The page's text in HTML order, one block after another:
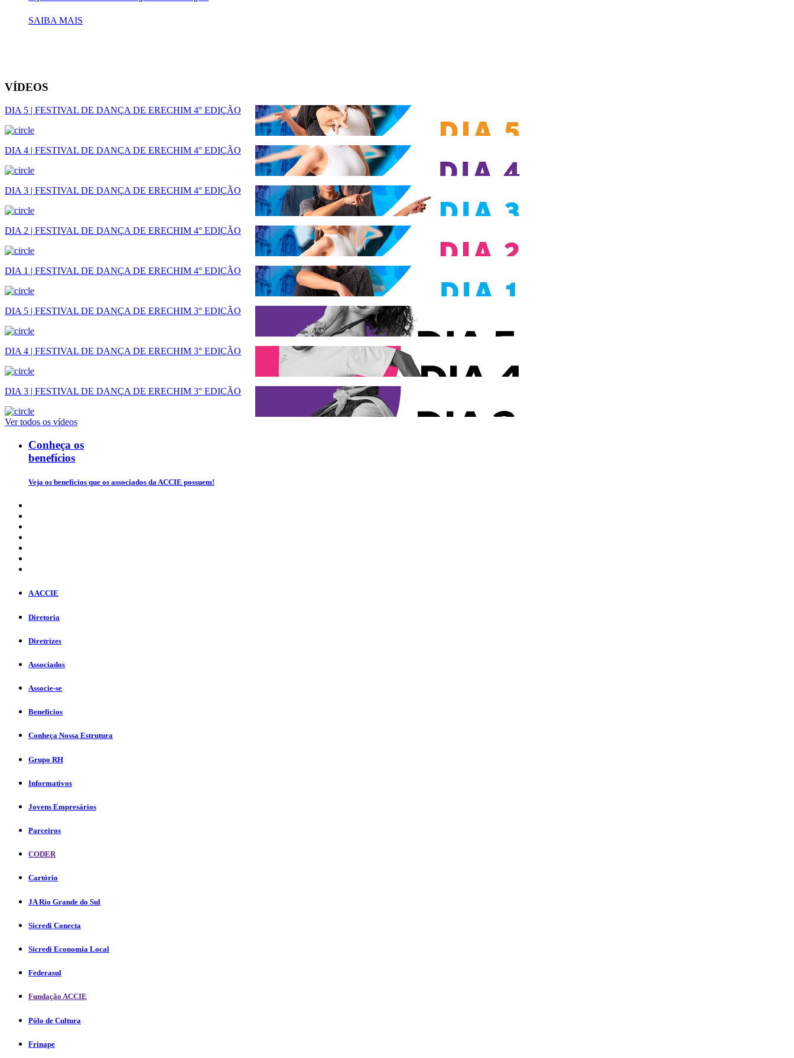
SAIBA MAIS
VÍDEOS
DIA 5 | FESTIVAL DE DANÇA DE ERECHIM 4° EDIÇÃO
DIA 4 | FESTIVAL DE DANÇA DE ERECHIM 4° EDIÇÃO
DIA 3 | FESTIVAL DE DANÇA DE ERECHIM 4° EDIÇÃO
DIA 2 | FESTIVAL DE DANÇA DE ERECHIM 4° EDIÇÃO
DIA 1 | FESTIVAL DE DANÇA DE ERECHIM 4° EDIÇÃO
DIA 5 | FESTIVAL DE DANÇA DE ERECHIM 3° EDIÇÃO
DIA 4 | FESTIVAL DE DANÇA DE ERECHIM 3° EDIÇÃO
DIA 3 | FESTIVAL DE DANÇA DE ERECHIM 3° EDIÇÃO
Ver todos os vídeos
Conheça os
benefícios
Veja os benefícios que os associados da ACCIE possuem!
A ACCIE
Diretoria
Diretrizes
Associados
Associe-se
Benefícios
Conheça Nossa Estrutura
Grupo RH
Informativos
Jovens Empresários
Parceiros
CODER
Cartório
JA Rio Grande do Sul
Sicredi Conecta
Sicredi Economia Local
Federasul
Fundação ACCIE
Pólo de Cultura
Frinape